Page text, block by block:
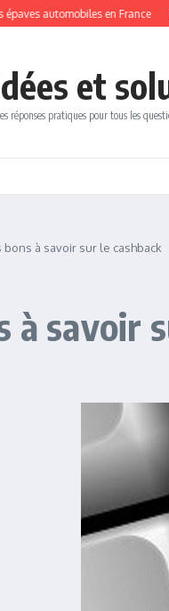
automobiles en France
et
réponses pratiques pour tous les
bons à savoir sur le cashback
à savoir